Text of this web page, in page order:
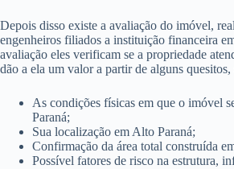
Depois disso existe a avaliação do imóvel,
engenheiros filiados a instituição financeira
avaliação eles verificam se a propriedade
dão a ela um valor a partir de alguns quesitos,
As condições físicas em que o imóvel
Paraná;
Sua localização em Alto Paraná;
Confirmação da área total construída
Possível fatores de risco na estrutura,